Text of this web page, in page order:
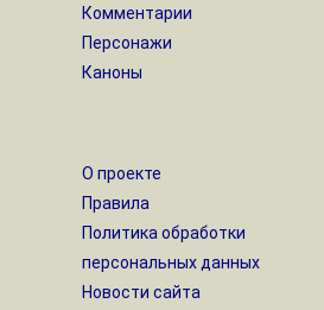
Комментарии
Персонажи
Каноны
О проекте
Правила
Политика обработки
персональных данных
Новости сайта